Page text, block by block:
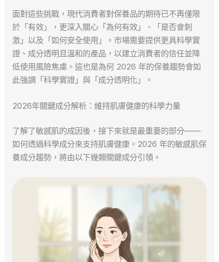
面對這些挑戰，現代消費者對保養品的期待已不再僅限
於「有效」，更深入關心「為何有效」、「是否會刺
激」以及「如何安全使用」。市場需要提供更具科學實
證、成分透明且溫和的產品，以建立消費者的信任並降
低使用風險焦慮。這也是為何 2026 年的保養趨勢會如
此強調「科學實證」與「成分透明化」。
2026年關鍵成分解析：維持肌膚健康的科學力量
了解了敏感肌的成因後，接下來就是最重要的部分——
如何透過科學成分來支持肌膚健康。2026 年的敏感肌保
養成分趨勢，將由以下幾類關鍵成分引領。